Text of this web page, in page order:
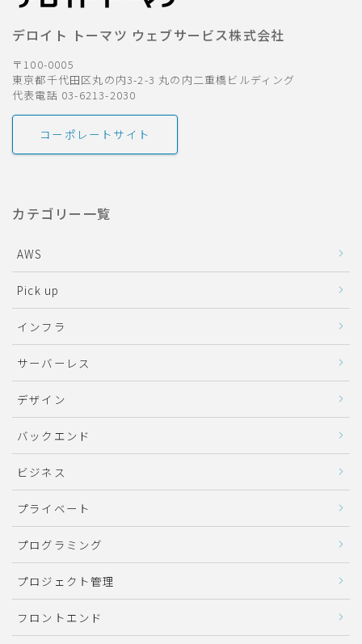
デロイト トーマツ ウェブサービス株式会社
〒100-0005
東京都千代田区丸の内3-2-3 丸の内二重橋ビルディング
代表電話 03-6213-2030
コーポレートサイト
カテゴリー一覧
AWS
Pick up
インフラ
サーバーレス
デザイン
バックエンド
ビジネス
プライベート
プログラミング
プロジェクト管理
フロントエンド